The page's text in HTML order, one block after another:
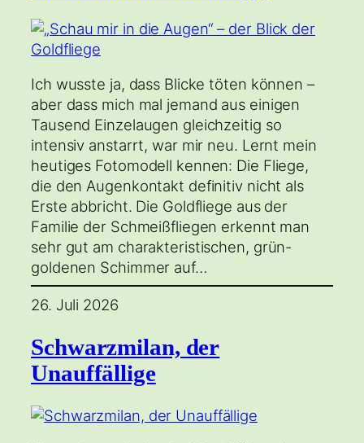
Ich wusste ja, dass Blicke töten können –
aber dass mich mal jemand aus einigen
Tausend Einzelaugen gleichzeitig so
intensiv anstarrt, war mir neu. Lernt mein
heutiges Fotomodell kennen: Die Fliege,
die den Augenkontakt definitiv nicht als
Erste abbricht. Die Goldfliege aus der
Familie der Schmeißfliegen erkennt man
sehr gut am charakteristischen, grün-
goldenen Schimmer auf…
26. Juli 2026
Schwarzmilan, der
Unauffällige